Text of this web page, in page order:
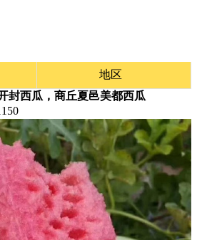
地区
封西瓜，商丘夏邑美都西瓜